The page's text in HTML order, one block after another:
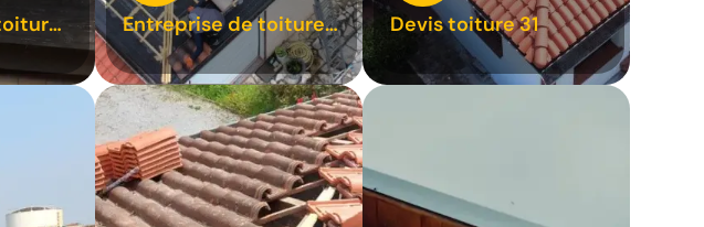
Entreprise de toiture
31
Devis toiture 31